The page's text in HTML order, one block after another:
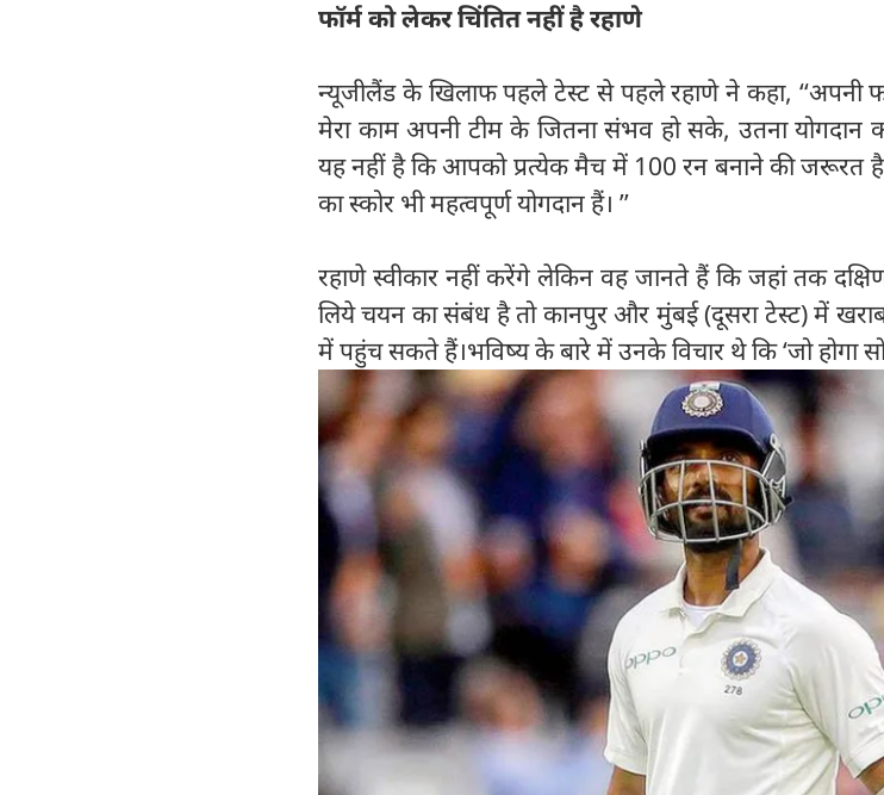
फॉर्म को लेकर चिंतित नहीं है रहाणे
न्यूजीलैंड के खिलाफ पहले टेस्ट से पहले रहाणे ने कहा, ‘‘अपनी
मेरा काम अपनी टीम के जितना संभव हो सके, उतना योगदान
यह नहीं है कि आपको प्रत्येक मैच में 100 रन बनाने की जरूरत
का स्कोर भी महत्वपूर्ण योगदान हैं। ’’
रहाणे स्वीकार नहीं करेंगे लेकिन वह जानते हैं कि जहां तक
लिये चयन का संबंध है तो कानपुर और मुंबई (दूसरा टेस्ट) में
में पहुंच सकते हैं।भविष्य के बारे में उनके विचार थे कि ‘जो होगा सो